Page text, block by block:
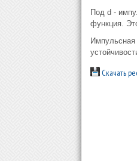
Под d -
функция.
Импульсная
Скачать